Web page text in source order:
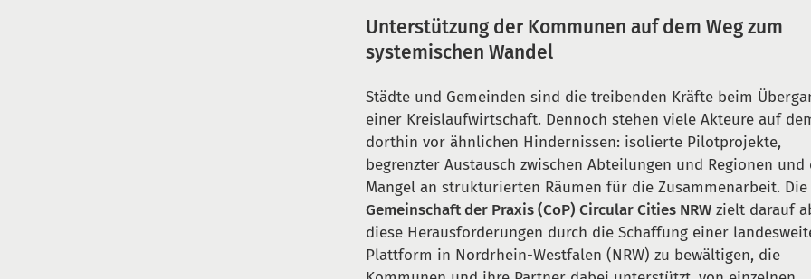
Unterstützung der Kommunen auf dem Weg zum
systemischen Wandel
Städte und Gemeinden sind die treibenden Kräfte beim
einer Kreislaufwirtschaft. Dennoch stehen viele Akteure auf
dorthin vor ähnlichen Hindernissen: isolierte Pilotprojekte,
begrenzter Austausch zwischen Abteilungen und Regionen und
Mangel an strukturierten Räumen für die Zusammenarbeit. Die
Gemeinschaft der Praxis (CoP) Circular Cities NRW zielt darauf
diese Herausforderungen durch die Schaffung einer
Plattform in Nordrhein-Westfalen (NRW) zu bewältigen, die